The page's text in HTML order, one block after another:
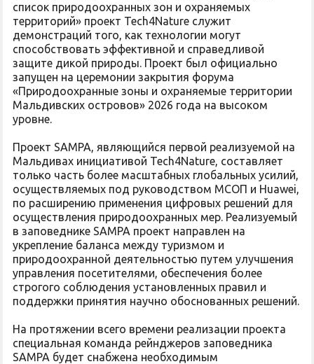
список природоохранных зон и охраняемых
территорий» проект Tech4Nature служит
демонстраций того, как технологии могут
способствовать эффективной и справедливой
защите дикой природы. Проект был официально
запущен на церемонии закрытия форума
«Природоохранные зоны и охраняемые территории
Мальдивских островов» 2026 года на высоком
уровне.
Проект SAMPA, являющийся первой реализуемой на
Мальдивах инициативой Tech4Nature, составляет
только часть более масштабных глобальных усилий,
осуществляемых под руководством МСОП и Huawei,
по расширению применения цифровых решений для
осуществления природоохранных мер. Реализуемый
в заповеднике SAMPA проект направлен на
укрепление баланса между туризмом и
природоохранной деятельностью путем улучшения
управления посетителями, обеспечения более
строгого соблюдения установленных правил и
поддержки принятия научно обоснованных решений.
На протяжении всего времени реализации проекта
специальная команда рейнджеров заповедника
SAMPA будет снабжена необходимым